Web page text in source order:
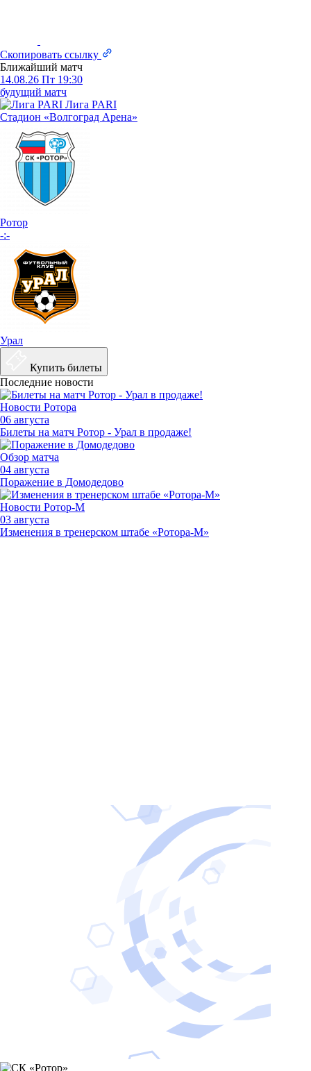
Скопировать ссылку
Ближайший матч
14.08.26 Пт 19:30
будущий матч
Лига PARI
Стадион «Волгоград Арена»
Ротор
-:-
Урал
Купить билеты
Последние новости
Новости Ротора
06 августа
Билеты на матч Ротор - Урал в продаже!
Обзор матча
04 августа
Поражение в Домодедово
Новости Ротор-М
03 августа
Изменения в тренерском штабе «Ротора-М»